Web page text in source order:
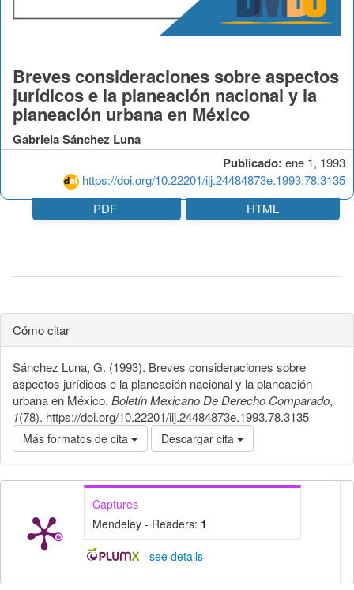
Publicado: ene 1, 1993
https://doi.org/10.22201/iij.24484873e.1993.78.3135
Breves consideraciones sobre aspectos
jurídicos e la planeación nacional y la
planeación urbana en México
Gabriela Sánchez Luna
PDF HTML
Cómo citar
Sánchez Luna, G. (1993). Breves consideraciones sobre
aspectos jurídicos e la planeación nacional y la planeación
urbana en México. Boletín Mexicano De Derecho Comparado,
1(78). https://doi.org/10.22201/iij.24484873e.1993.78.3135
Más formatos de cita Descargar cita
Captures
Mendeley - Readers: 1
- see details